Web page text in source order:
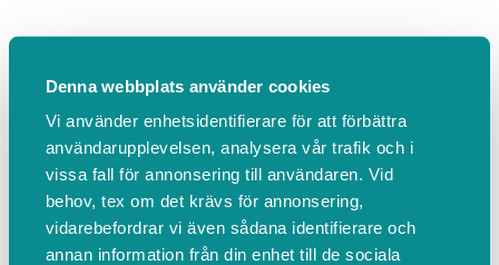
Denna webbplats använder cookies
Vi använder enhetsidentifierare för att förbättra
användarupplevelsen, analysera vår trafik och i
vissa fall för annonsering till användaren. Vid
behov, tex om det krävs för annonsering,
vidarebefordrar vi även sådana identifierare och
annan information från din enhet till de sociala